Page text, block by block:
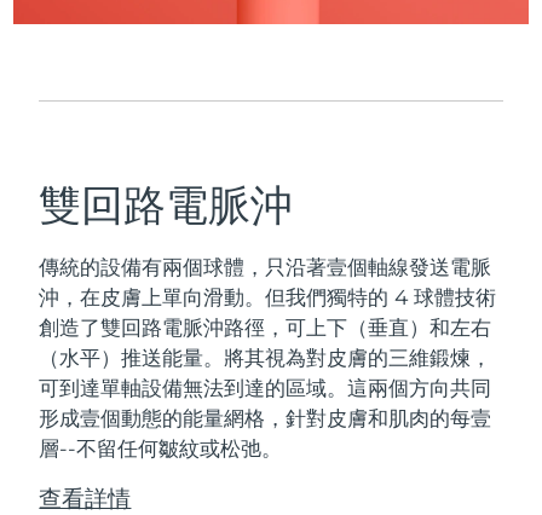
雙回路電脈沖
傳統的設備有兩個球體，只沿著壹個軸線發送電脈
沖，在皮膚上單向滑動。但我們獨特的 4 球體技術
創造了雙回路電脈沖路徑，可上下（垂直）和左右
（水平）推送能量。將其視為對皮膚的三維鍛煉，
可到達單軸設備無法到達的區域。這兩個方向共同
形成壹個動態的能量網格，針對皮膚和肌肉的每壹
層--不留任何皺紋或松弛。
查看詳情